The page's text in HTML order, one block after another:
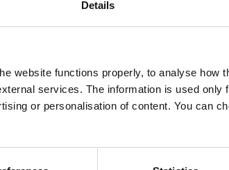
Details
website functions properly, to analyse how
services. The information is used only
or personalisation of content. You can
شامل موارد زیر باشد: